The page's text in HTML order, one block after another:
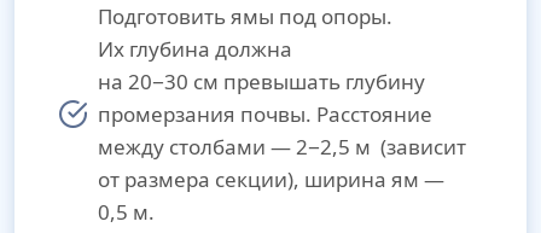
Подготовить ямы под опоры.
Их глубина должна
на 20−30 см превышать глубину
промерзания почвы. Расстояние
между столбами — 2−2,5 м (зависит
от размера секции), ширина ям —
0,5 м.